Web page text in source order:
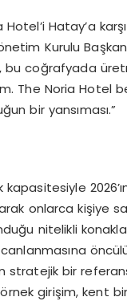
Hotel’i Hatay’a
Kurulu
bu coğrafyada
The Noria Hotel
bir yansıması.”
kapasitesiyle
onlarca kişiye
nitelikli
stratejik bir
girişim, kent